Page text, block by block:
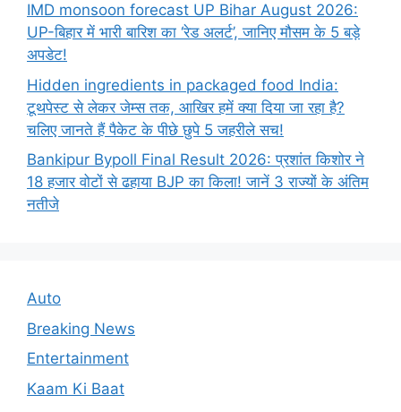
IMD monsoon forecast UP Bihar August 2026:
UP-बिहार में भारी बारिश का ‘रेड अलर्ट’, जानिए मौसम के 5 बड़े
अपडेट!
Hidden ingredients in packaged food India:
टूथपेस्ट से लेकर जेम्स तक, आखिर हमें क्या दिया जा रहा है?
चलिए जानते हैं पैकेट के पीछे छुपे 5 जहरीले सच!
Bankipur Bypoll Final Result 2026: प्रशांत किशोर ने
18 हजार वोटों से ढहाया BJP का किला! जानें 3 राज्यों के अंतिम
नतीजे
Auto
Breaking News
Entertainment
Kaam Ki Baat